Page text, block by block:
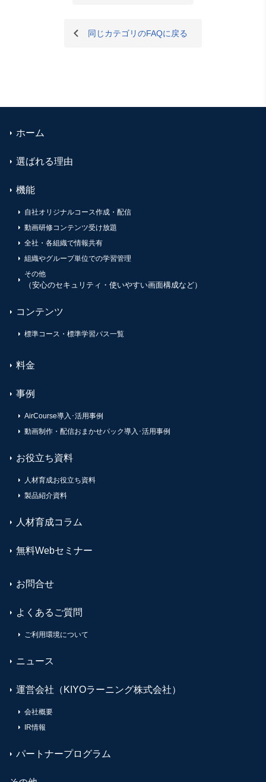
同じカテゴリのFAQに戻る
ホーム
選ばれる理由
機能
自社オリジナルコース作成・配信
動画研修コンテンツ受け放題
全社・各組織で情報共有
組織やグループ単位での学習管理
その他
（安心のセキュリティ・使いやすい画面構成など）
コンテンツ
標準コース・標準学習パス一覧
料金
事例
AirCourse導入･活用事例
動画制作・配信おまかせパック導入･活用事例
お役立ち資料
人材育成お役立ち資料
製品紹介資料
人材育成コラム
無料Webセミナー
お問合せ
よくあるご質問
ご利用環境について
ニュース
運営会社（KIYOラーニング株式会社）
会社概要
IR情報
パートナープログラム